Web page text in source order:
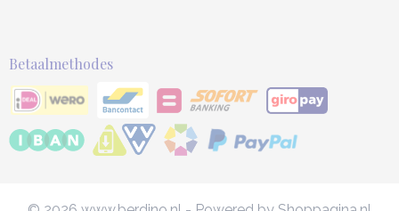
Betaalmethodes